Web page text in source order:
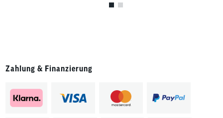
Zahlung & Finanzierung